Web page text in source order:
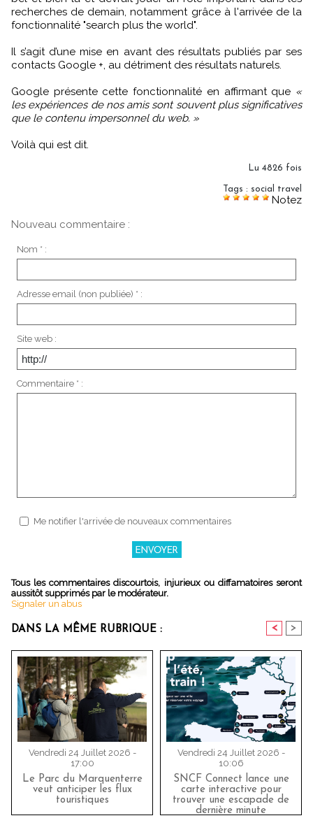
recherches de demain, notamment grâce à l'arrivée de la
fonctionnalité "search plus the world".
Il s’agit d’une mise en avant des résultats publiés par ses
contacts Google +, au détriment des résultats naturels.
Google présente cette fonctionnalité en affirmant que «
les expériences de nos amis sont souvent plus significatives
que le contenu impersonnel du web. »
Voilà qui est dit.
Lu 4826 fois
Tags : social travel
Notez
Nouveau commentaire :
Nom * :
Adresse email (non publiée) * :
Site web :
Commentaire * :
Me notifier l'arrivée de nouveaux commentaires
Tous les commentaires discourtois, injurieux ou diffamatoires seront
aussitôt supprimés par le modérateur.
Signaler un abus
DANS LA MÊME RUBRIQUE : < >
Vendredi 24 Juillet 2026 -
17:00
Le Parc du Marquenterre
veut anticiper les flux
touristiques
Vendredi 24 Juillet 2026 -
10:06
SNCF Connect lance une
carte interactive pour
trouver une escapade de
dernière minute